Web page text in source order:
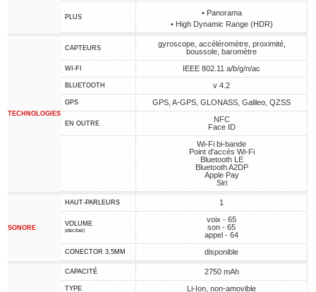
PLUS
• Panorama
• High Dynamic Range (HDR)
TECHNOLOGIES
CAPTEURS
gyroscope, accéléromètre, proximité,
boussole, baromètre
WI-FI IEEE 802.11 a/b/g/n/ac
BLUETOOTH v 4.2
GPS GPS, A-GPS, GLONASS, Galileo, QZSS
EN OUTRE
NFC
Face ID
Wi-Fi bi-bande
Point d'accès Wi-Fi
Bluetooth LE
Bluetooth A2DP
Apple Pay
Siri
SONORE
HAUT-PARLEURS 1
VOLUME
(décibel)
voix - 65
son - 65
appel - 64
CONECTOR 3,5MM disponible
CAPACITÉ 2750 mAh
TYPE Li-Ion, non-amovible